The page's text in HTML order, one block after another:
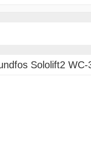
Sololift2